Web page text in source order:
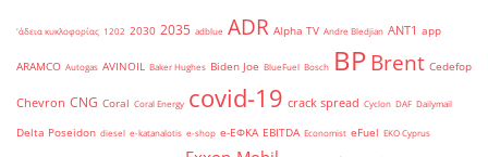
'άδεια κυκλοφορίας 1202 2030 2035 adblue ADR Alpha TV Andre Bledjian ANT1 app
ARAMCO Autogas AVINOIL Baker Hughes Biden Joe BlueFuel Bosch BPBrent Cedefop
Chevron CNG Coral Coral Energy covid-19 crack spread Cyclon DAF Dailymail
Delta Poseidon diesel e-katanalotis e-shop e-ΕΦΚΑ EBITDA Economist eFuel EKO Cyprus